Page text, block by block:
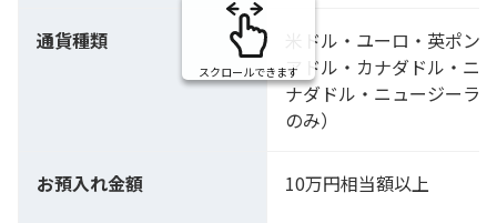
通貨種類
米ドル・ユーロ・英ポン
アドル・カナダドル・ニ
ナダドル・ニュージーラ
のみ）
お預入れ金額 10万円相当額以上
スクロールできます